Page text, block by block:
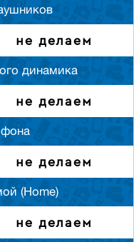
не делаем
динамика
не делаем
не делаем
(Home)
не делаем